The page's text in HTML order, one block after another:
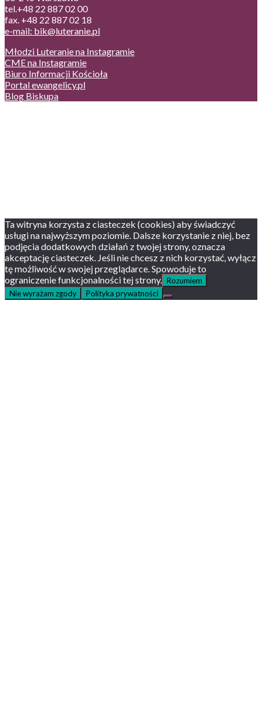
tel.+48 22 887 02 00
fax. +48 22 887 02 18
e-mail: bik@luteranie.pl
Młodzi Luteranie na Instagramie
CME na Instagramie
Biuro Informacji Kościoła
Portal ewangelicy.pl
Blog Biskupa
Ta witryna korzysta z ciasteczek (cookies) aby świadczyć
usługi na najwyższym poziomie. Dalsze korzystanie z niej, bez
podjęcia dodatkowych działań z twojej strony, oznacza
akceptację ciasteczek. Jeśli nie chcesz z nich korzystać, wyłącz
tę możliwość w swojej przeglądarce. Spowoduje to
ograniczenie funkcjonalności tej strony. Rozumiem
Nie wyrażam zgody
Polityka prywatności